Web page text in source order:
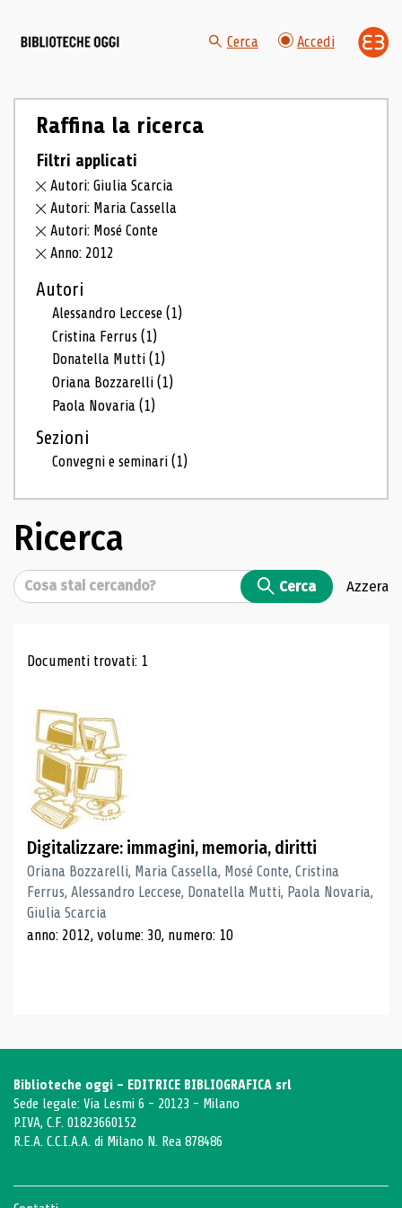
Cerca Accedi
Raffina la ricerca
Filtri applicati
Autori: Giulia Scarcia
Autori: Maria Cassella
Autori: Mosé Conte
Anno: 2012
Autori
Alessandro Leccese(1)
Cristina Ferrus(1)
Donatella Mutti(1)
Oriana Bozzarelli(1)
Paola Novaria(1)
Sezioni
Convegni e seminari(1)
Ricerca
Cerca Cerca Azzera
Risultati di ricerca
Documenti trovati: 1
Digitalizzare: immagini, memoria, diritti
Oriana Bozzarelli, Maria Cassella, Mosé Conte, Cristina
Ferrus, Alessandro Leccese, Donatella Mutti, Paola Novaria,
Giulia Scarcia
anno: 2012, volume: 30, numero: 10
Biblioteche oggi - EDITRICE BIBLIOGRAFICA srl
Sede legale: Via Lesmi 6 - 20123 - Milano
P.IVA, C.F. 01823660152
R.E.A. C.C.I.A.A. di Milano N. Rea 878486